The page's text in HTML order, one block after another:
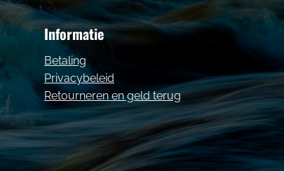
Informatie
Betaling
Privacybeleid
Retourneren en geld terug